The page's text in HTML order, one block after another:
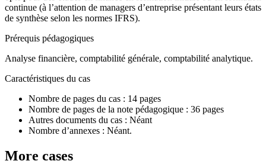
continue (à l’attention de managers d’entreprise présentant leurs états
de synthèse selon les normes IFRS).
Prérequis pédagogiques
Analyse financière, comptabilité générale, comptabilité analytique.
Caractéristiques du cas
Nombre de pages du cas : 14 pages
Nombre de pages de la note pédagogique : 36 pages
Autres documents du cas : Néant
Nombre d’annexes : Néant.
More cases